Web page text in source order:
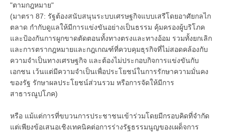
"ตามกฎหมาย"
(มาตรา 87: รัฐต้องสนับสนุนระบบเศรษฐกิจแบบเสรีโดยอาศัยกลไก
ตลาด กำกับดูแลให้มีการแข่งขันอย่างเป็นธรรม คุ้มครองผู้บริโภค
และป้องกันการผูกขาดตัดตอนทั้งทางตรงและทางอ้อม รวมทั้งยกเลิก
และการตรากฎหมายและกฎเกณฑ์ที่ควบคุมธุรกิจที่ไม่สอดคล้องกับ
ความจำเป็นทางเศรษฐกิจ และต้องไม่ประกอบกิจการแข่งขันกับ
เอกชน เว้นแต่มีความจำเป็นเพื่อประโยชน์ในการรักษาความมั่นคง
ของรัฐ รักษาผลประโยชน์ส่วนรวม หรือการจัดให้มีการ
สาธารณูปโภค)
หรือ แม้แต่การที่ขบวนการประชาชนเข้าร่วมโดยมีกรอบคิดที่จำกัด
แต่เพียงข้อเสนอเชิงเทคนิคต่อการร่างรัฐธรรมนูญของเผด็จการ